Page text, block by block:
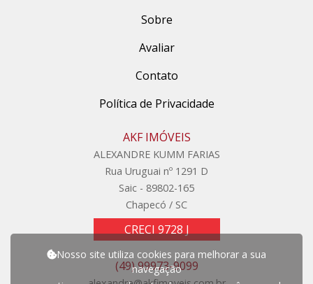
Nosso site utiliza cookies para melhorar a sua
navegação
Sobre
Avaliar
Contato
Política de Privacidade
AKF IMÓVEIS
ALEXANDRE KUMM FARIAS
Rua Uruguai nº 1291 D
Saic - 89802-165
Chapecó / SC
CRECI 9728 J
(49) 99973-9099